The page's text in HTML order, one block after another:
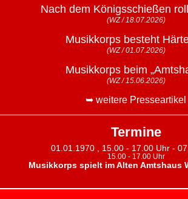
Nach dem Königsschießen
(WZ / 18.07.2026)
Musikkorps besteht
(WZ / 01.07.2026)
Musikkorps beim
(WZ / 15.06.2026)
➥ weitere Presseartikel
Termine
01.01.1970 , 15.00 - 17.00 Uhr -
15.00 - 17.00 Uhr
Musikkorps spielt im Alten Amtshaus